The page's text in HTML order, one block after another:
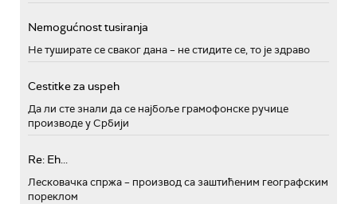
Nemogućnost tusiranja
Не туширате се сваког дана – не стидите се, то је здраво
Cestitke za uspeh
Да ли сте знали да се најбоље грамофонске ручице
производе у Србији
Re: Eh...
Лесковачка спржа – производ са заштићеним географским
пореклом